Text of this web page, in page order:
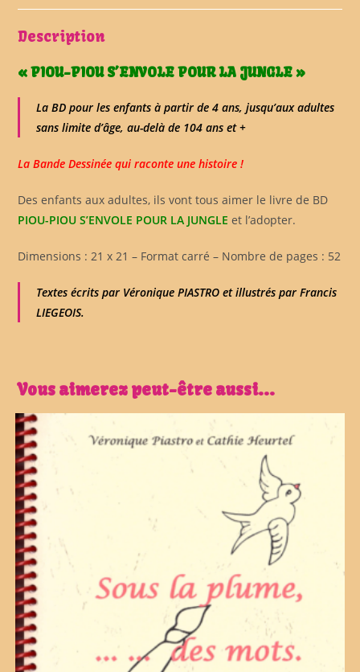
Description
« PIOU-PIOU S’ENVOLE POUR LA JUNGLE »
La BD pour les enfants à partir de 4 ans, jusqu’aux adultes
sans limite d’âge, au-delà de 104 ans et +
La Bande Dessinée qui raconte une histoire !
Des enfants aux adultes, ils vont tous aimer le livre de BD
PIOU-PIOU S’ENVOLE POUR LA JUNGLE et l’adopter.
Dimensions : 21 x 21 – Format carré – Nombre de pages : 52
Textes écrits par Véronique PIASTRO et illustrés par Francis
LIEGEOIS.
Vous aimerez peut-être aussi…